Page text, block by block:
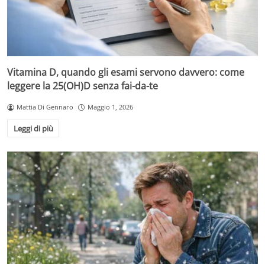
Vitamina D, quando gli esami servono davvero: come
leggere la 25(OH)D senza fai-da-te
Mattia Di Gennaro Maggio 1, 2026
Leggi di più